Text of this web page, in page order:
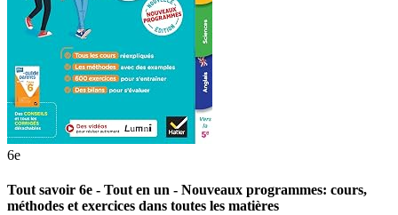
6e
Tout savoir 6e - Tout en un - Nouveaux programmes: cours,
méthodes et exercices dans toutes les matières